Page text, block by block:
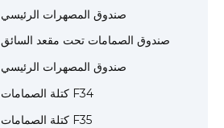
صندوق المصهرات الرئيسي
صندوق الصمامات تحت مقعد السائق
صندوق المصهرات الرئيسي
كتلة الصمامات F34
كتلة الصمامات F35